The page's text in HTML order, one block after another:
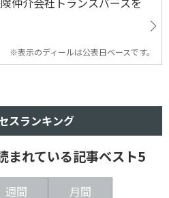
※表示のディールは公表日ベースです。
スランキング
まれている記事ベスト5
週間 月間